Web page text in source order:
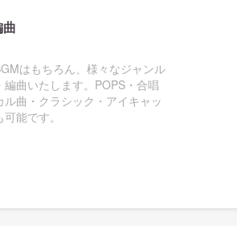
はもちろん、様々なジャンル
曲いたします。POPS・合唱
ル曲・クラシック・アイキャッ
能です。